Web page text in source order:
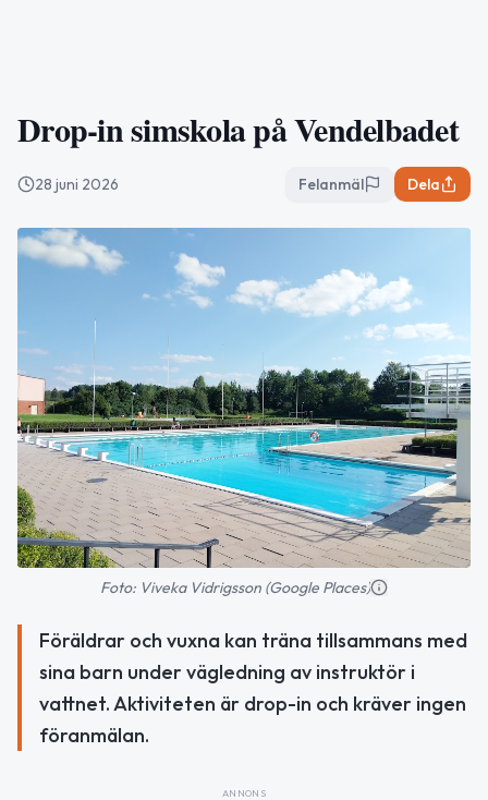
Drop-in simskola på Vendelbadet
28 juni 2026 Felanmäl Dela
Foto: Viveka Vidrigsson (Google Places)
Föräldrar och vuxna kan träna tillsammans med
sina barn under vägledning av instruktör i
vattnet. Aktiviteten är drop-in och kräver ingen
föranmälan.
ANNONS